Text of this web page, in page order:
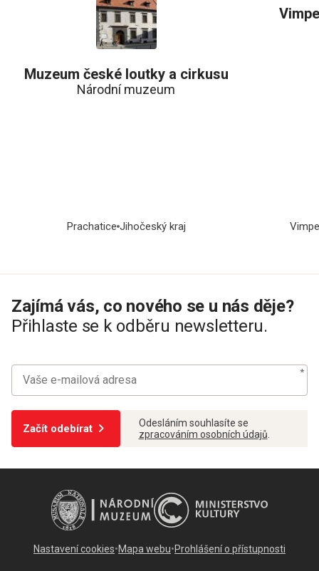
Muzeum české loutky a cirkusu
Národní muzeum
Prachatice Jihočeský kraj
Zajímá vás, co nového se u nás děje?
Přihlaste se k odběru newsletteru.
Začít odebírat
Odesláním souhlasíte se
zpracováním osobních údajů.
Nastavení cookies•Mapa webu•Prohlášení o přístupnosti